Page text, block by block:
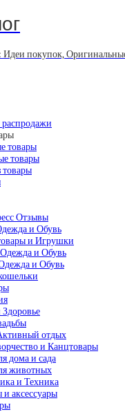
покупок,
товары
товары
товары
Отзывы
и Обувь
и Игрушки
и Обувь
и Обувь
Здоровье
отдых
и Канцтовары
дома и сада
животных
и Техника
аксессуары